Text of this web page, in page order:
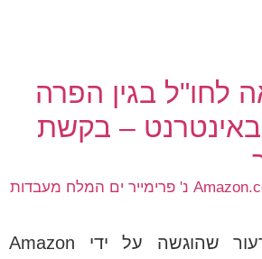
לחו"ל בגין הפרה
– בקשת
רעא 1607/16 Amazon.com.inc נ' פרימייר ים המלח מעבדות
בקשת רשות ערעור שהוגשה על ידי Amazon